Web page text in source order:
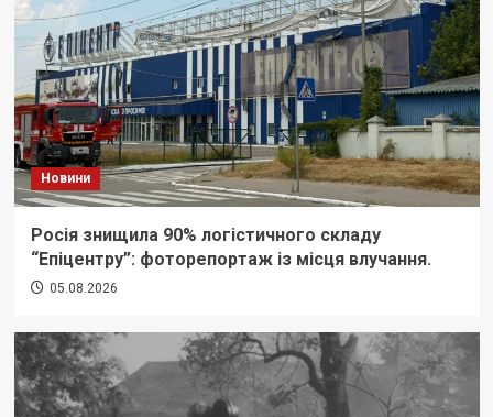
Новини
Росія знищила 90% логістичного складу
“Епіцентру”: фоторепортаж із місця влучання.
05.08.2026